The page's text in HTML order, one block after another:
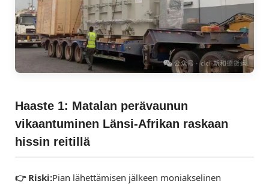
Haaste 1: Matalan perävaunun
vikaantuminen Länsi-Afrikan raskaan
hissin reitillä
👉 Riski:Pian lähettämisen jälkeen moniakselinen